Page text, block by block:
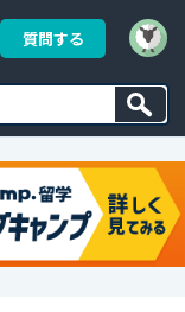
質問する